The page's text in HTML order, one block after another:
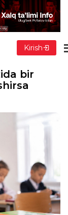
Kirish
bir